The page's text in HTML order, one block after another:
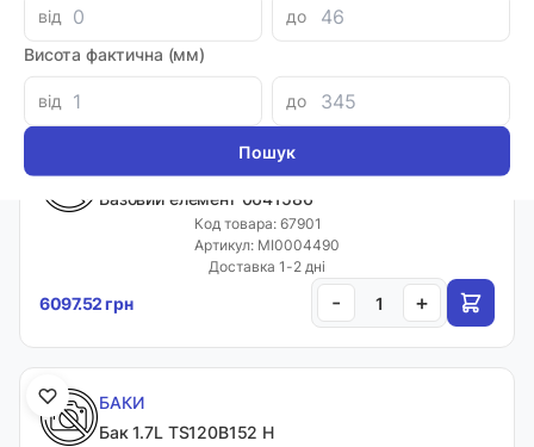
від
до
Висота фактична (мм)
від до
Артикул: MI0005696
Доставка 1-2 дні
2215.72 грн
Базовий елемент 0641586
Код товара: 67901
Артикул: MI0004490
Доставка 1-2 дні
6097.52 грн - +
БАКИ
Бак 1.7L TS120B152 H